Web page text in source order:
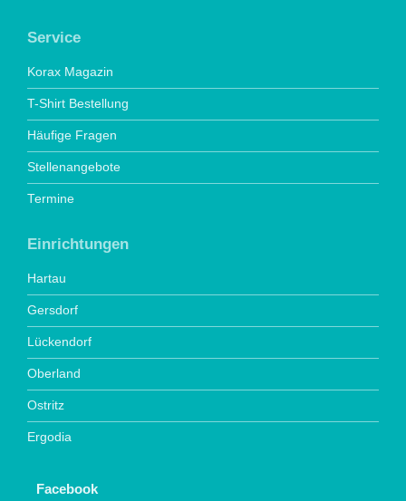
Service
Korax Magazin
T-Shirt Bestellung
Häufige Fragen
Stellenangebote
Termine
Einrichtungen
Hartau
Gersdorf
Lückendorf
Oberland
Ostritz
Ergodia
Facebook